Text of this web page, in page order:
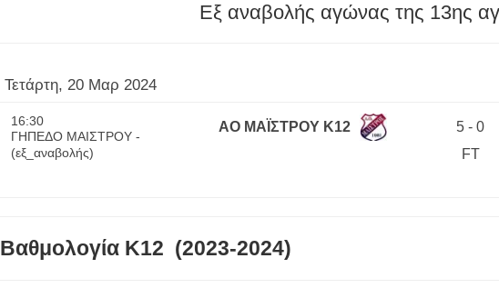
Εξ αναβολής αγώνας της 13ης
Τετάρτη, 20 Μαρ 2024
16:30
ΓΗΠΕΔΟ ΜΑΙΣΤΡΟΥ -
(εξ_αναβολής)
ΑΟ ΜΑΪΣΤΡΟΥ Κ12 5 -0
FT
Βαθμολογία Κ12 (2023-2024)